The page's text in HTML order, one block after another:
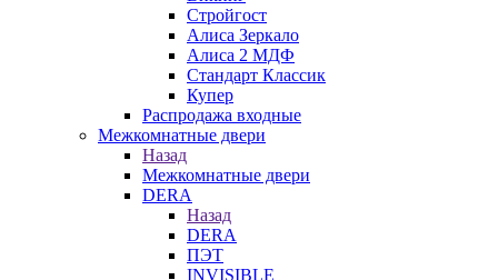
Стройгост
Алиса Зеркало
Алиса 2 МДФ
Стандарт Классик
Купер
Распродажа входные
Межкомнатные двери
Назад
Межкомнатные двери
DERA
Назад
DERA
ПЭТ
INVISIBLE